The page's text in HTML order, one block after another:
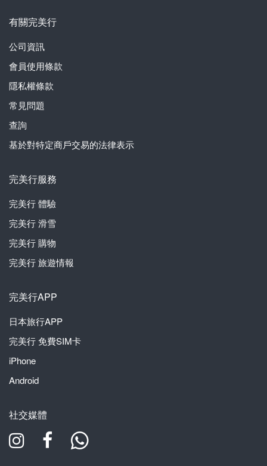
有關完美行
公司資訊
會員使用條款
隱私權條款
常見問題
查詢
基於對特定商戶交易的法律表示
完美行服務
完美行體驗
完美行滑雪
完美行購物
完美行旅遊情報
完美行APP
日本旅行APP
完美行免費SIM卡
iPhone
Android
社交媒體